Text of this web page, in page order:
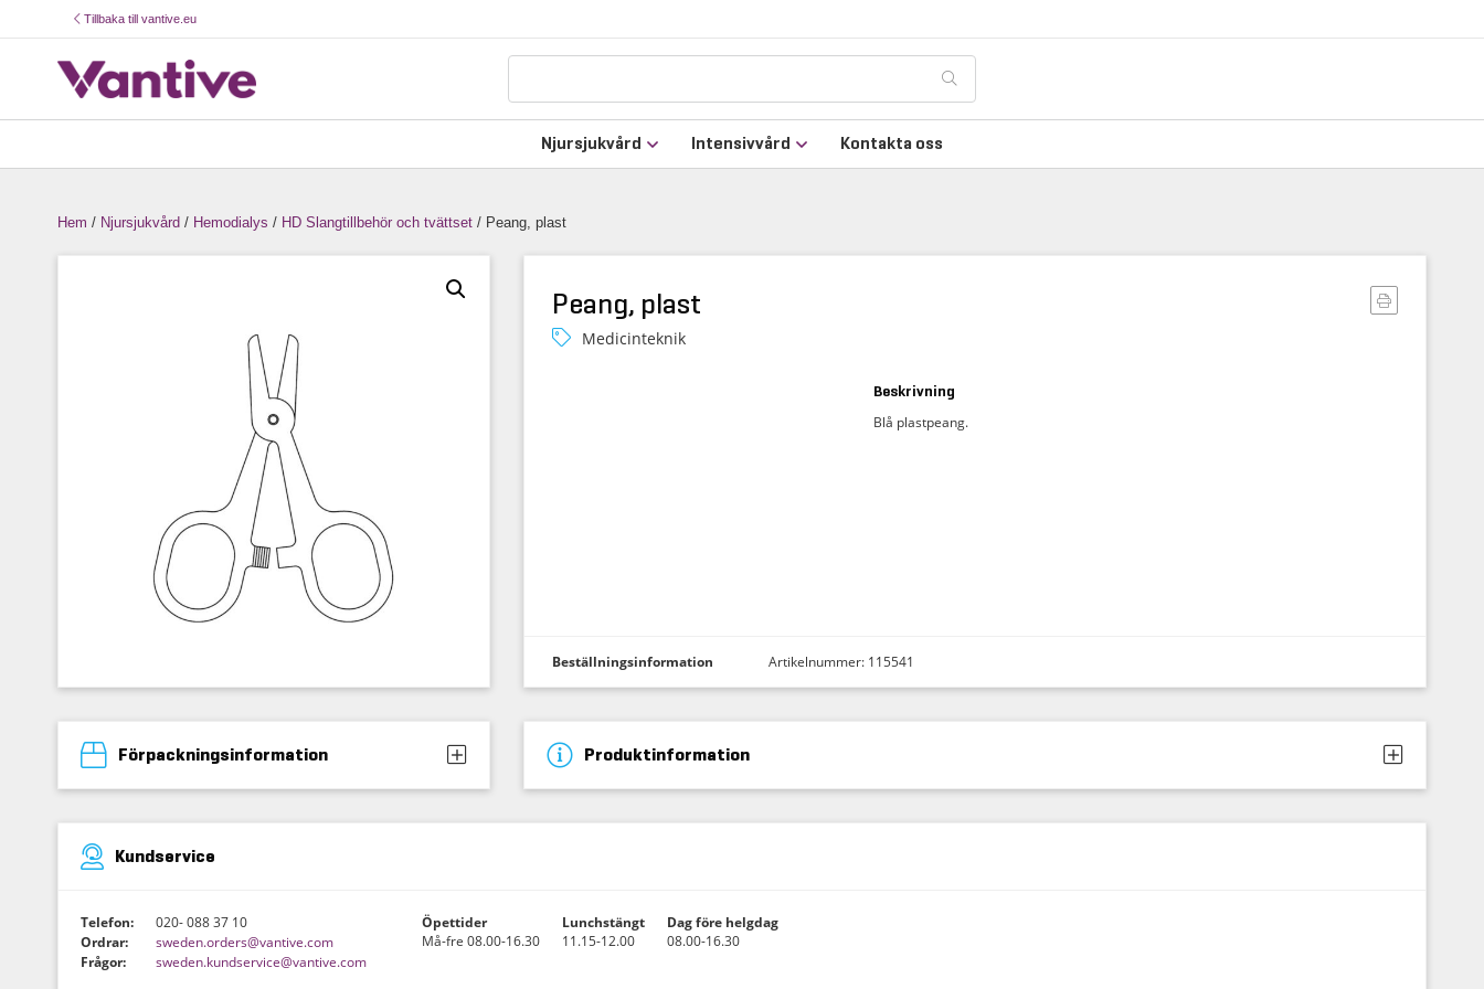
Tillbaka till vantive.eu
Njursjukvård Intensivvård Kontakta oss
Hem / Njursjukvård / Hemodialys / HD Slangtillbehör och tvättset / Peang, plast
Peang, plast
Medicinteknik
Beskrivning
Blå plastpeang.
Beställningsinformation Artikelnummer: 115541
Förpackningsinformation Produktinformation
Kundservice
Telefon:
020- 088 37 10
Ordrar:
sweden.orders@vantive.com
Frågor:
sweden.kundservice@vantive.com
Öpettider
Må-fre 08.00-16.30
Lunchstängt
11.15-12.00
Dag före helgdag
08.00-16.30